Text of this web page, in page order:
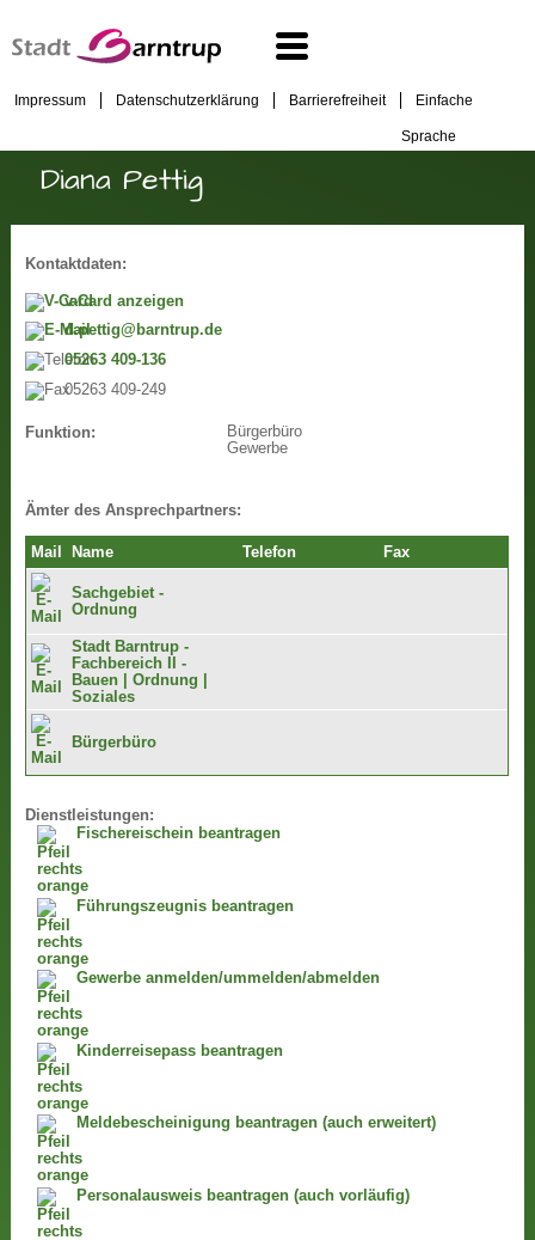
Impressum Datenschutzerklärung Barrierefreiheit Einfache
Sprache
Diana Pettig
Kontaktdaten:
v-Card anzeigen
d.pettig@barntrup.de
05263 409-136
05263 409-249
Funktion:
Bürgerbüro
Gewerbe
Ämter des Ansprechpartners:
Mail Name Telefon Fax
Sachgebiet -
Ordnung
Stadt Barntrup -
Fachbereich II -
Bauen | Ordnung |
Soziales
Bürgerbüro
Dienstleistungen:
Fischereischein beantragen
Führungszeugnis beantragen
Gewerbe anmelden/ummelden/abmelden
Kinderreisepass beantragen
Meldebescheinigung beantragen (auch erweitert)
Personalausweis beantragen (auch vorläufig)